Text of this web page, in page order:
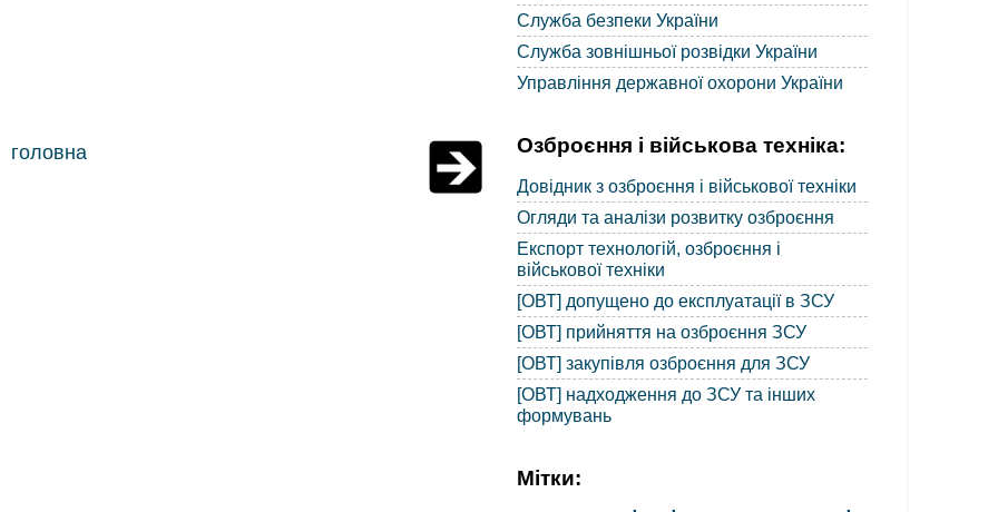
головна
Служба безпеки України
Служба зовнішньої розвідки України
Управління державної охорони України
Озброєння і військова техніка:
Довідник з озброєння і військової техніки
Огляди та аналізи розвитку озброєння
Експорт технологій, озброєння і
військової техніки
[ОВТ] допущено до експлуатації в ЗСУ
[ОВТ] прийняття на озброєння ЗСУ
[ОВТ] закупівля озброєння для ЗСУ
[ОВТ] надходження до ЗСУ та інших
формувань
Мітки: